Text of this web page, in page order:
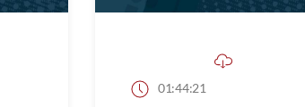
01:44:21